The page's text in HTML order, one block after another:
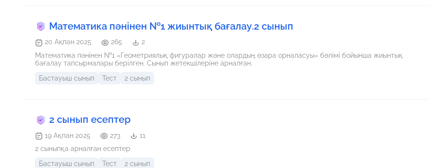
Математика пәнінен №1 жиынтық бағалау.2 сынып
20 Ақпан 2025 265
2
Математика пәнінен №1 «Геометриялық фигуралар және олардың өзара орналасуы» бөлімі бойынша жиынтық
бағалау тапсырмалары берілген. Сынып жетекшілеріне арналған.
Бастауыш сынып
Тест 2 сынып
2 сынып есептер
19 Ақпан 2025 273
11
2 сыныпқа арналған есептер
Бастауыш сынып
Тест 2 сынып